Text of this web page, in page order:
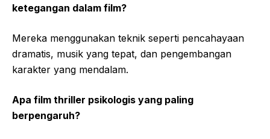
ketegangan dalam film?
Mereka menggunakan teknik seperti pencahayaan
dramatis, musik yang tepat, dan pengembangan
karakter yang mendalam.
Apa film thriller psikologis yang paling
berpengaruh?